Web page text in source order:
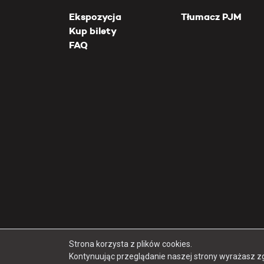
Ekspozycja
Kup bilety
FAQ
Tłumacz PJM
Strona korzysta z plików cookies.
Kontynuując przeglądanie naszej strony wyrażasz